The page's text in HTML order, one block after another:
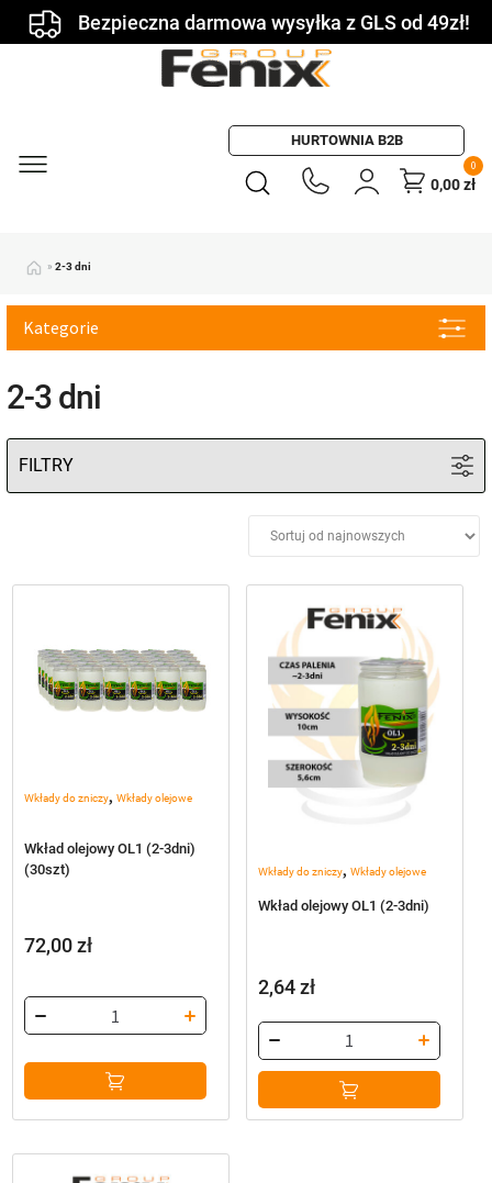
Bezpieczna darmowa wysyłka z GLS od 49zł!
HURTOWNIA B2B
0
0,00zł
» 2-3 dni
2-3 dni
+
Średnica
Materiał
Wkłady do zniczy, Wkłady olejowe
Wkład olejowy OL1 (2-3dni)
(30szt)
72,00zł
Wkłady do zniczy, Wkłady olejowe
Wkład olejowy OL1 (2-3dni)
2,64zł
Kategorie